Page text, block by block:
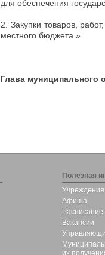
для обеспечения
2. Закупки товаров,
местного бюджета.»
Глава
Полезная
Учреждения
Афиша
Расписание
Вакансии
их